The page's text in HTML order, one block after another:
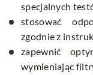
specjalnych
stosować
zgodnie z
zapewnić
wymieniając